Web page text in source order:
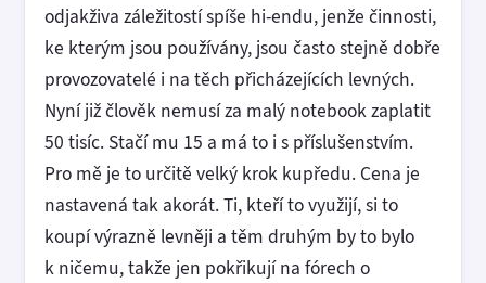
odjakživa záležitostí spíše hi-endu, jenže činnosti,
ke kterým jsou používány, jsou často stejně dobře
provozovatelé i na těch přicházejících levných.
Nyní již člověk nemusí za malý notebook zaplatit
50 tisíc. Stačí mu 15 a má to i s příslušenstvím.
Pro mě je to určitě velký krok kupředu. Cena je
nastavená tak akorát. Ti, kteří to využijí, si to
koupí výrazně levněji a těm druhým by to bylo
k ničemu, takže jen pokřikují na fórech o